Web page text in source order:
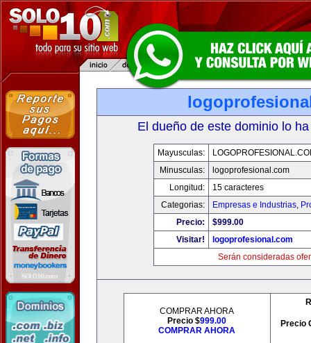
El dueño de este dominio lo
Mayusculas:
Minusculas:
logoprofesional.com
Longitud:
15 caracteres
Categorias:
Empresas e Industrias,
Precio:
$999.00
Visitar!
logoprofesional.com
Serán consideradas
COMPRAR AHORA
Precio $999.00
COMPRAR AHORA
Precio